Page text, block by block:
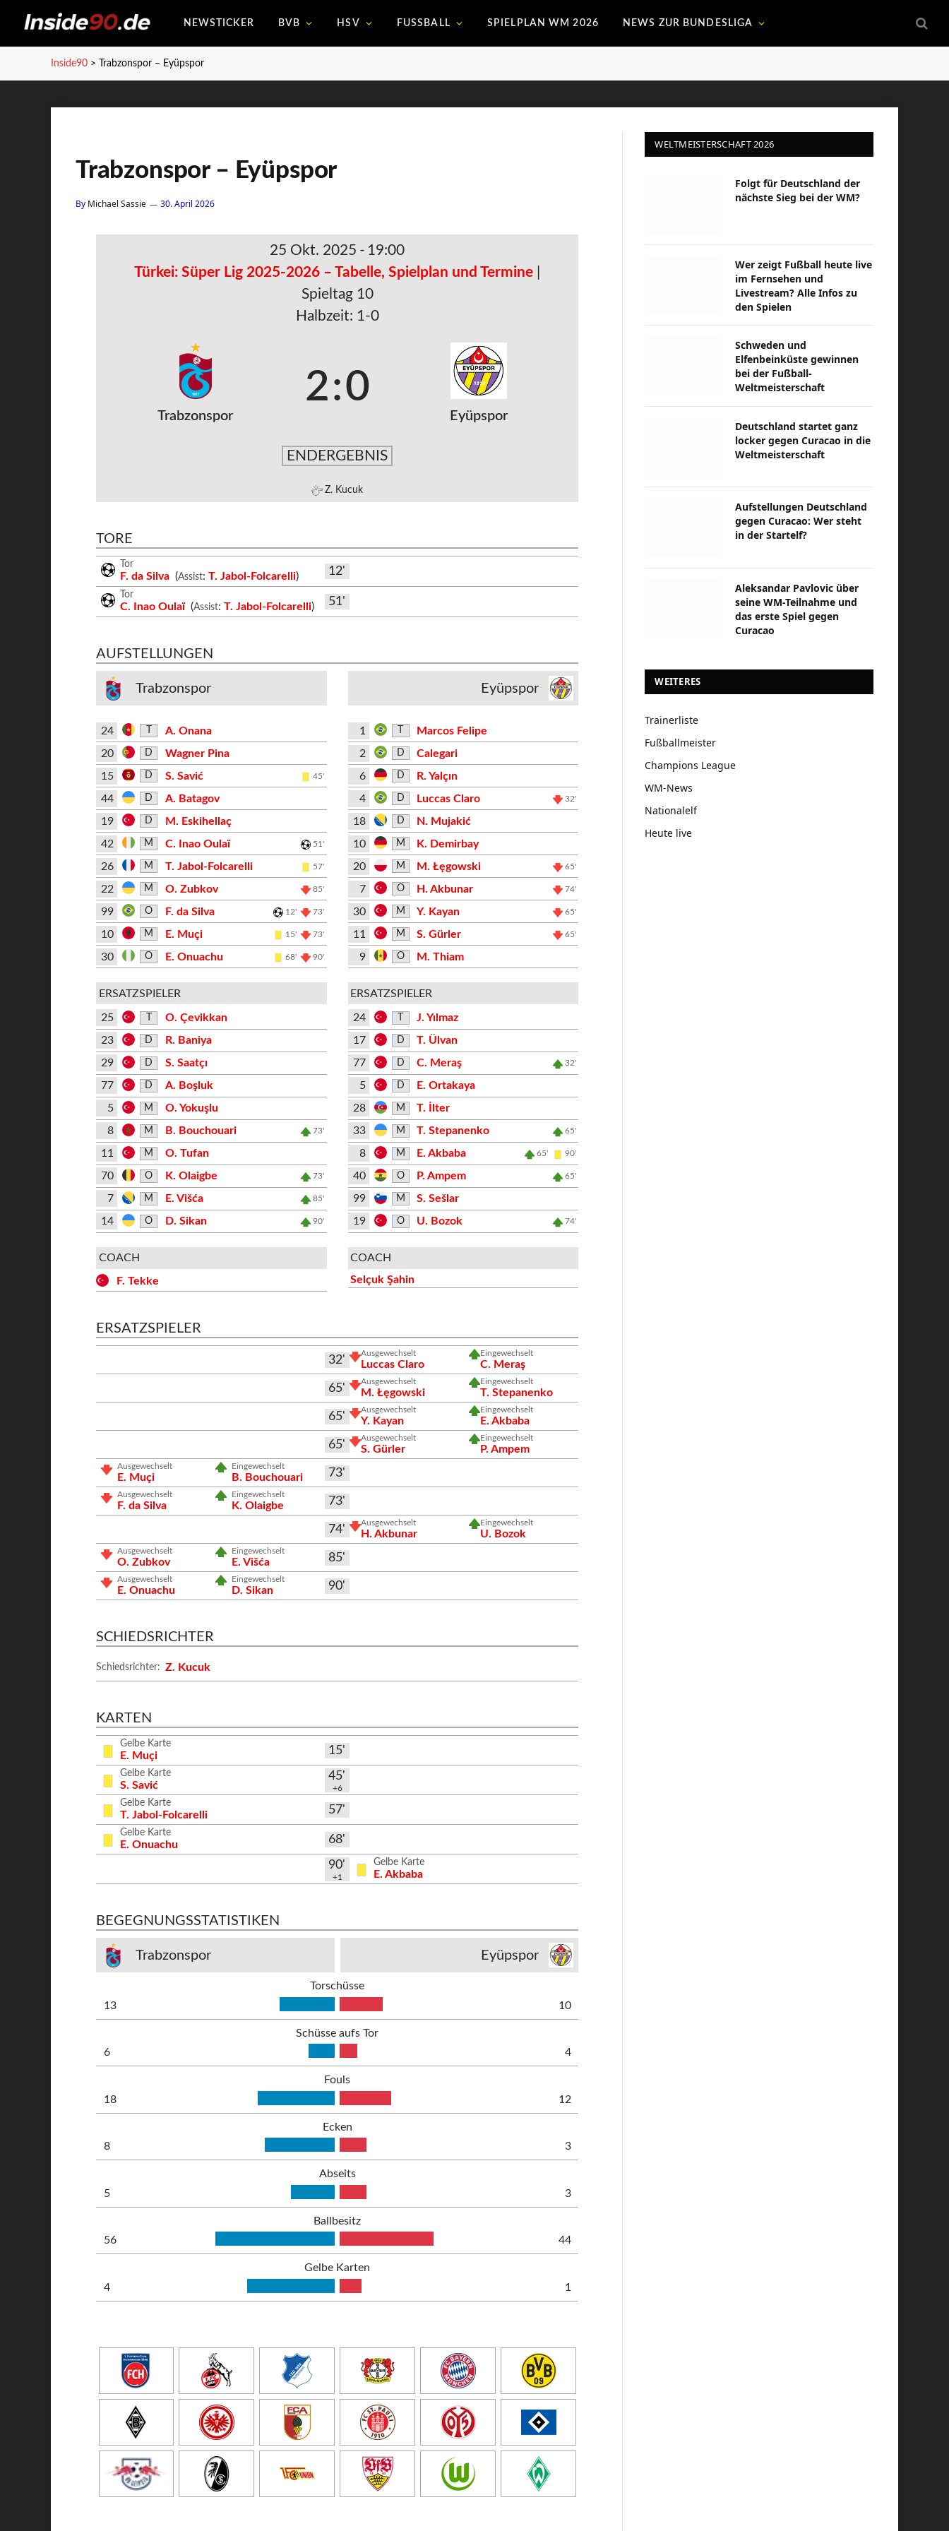
NEWSTICKER BVB HSV FUSSBALL SPIELPLAN WM 2026 NEWS ZUR BUNDESLIGA
Inside90 > Trabzonspor – Eyüpspor
Trabzonspor – Eyüpspor
By Michael Sassie 30. April 2026
25 Okt. 2025 - 19:00
Türkei: Süper Lig 2025-2026 – Tabelle, Spielplan und Termine
Spieltag 10
Halbzeit: 1-0
Trabzonspor
2:0
Eyüpspor
ENDERGEBNIS
Z. Kucuk
TORE
Tor
F. da Silva (Assist: T. Jabol-Folcarelli) 12'
Tor
C. Inao Oulaï (Assist: T. Jabol-Folcarelli) 51'
AUFSTELLUNGEN
Trabzonspor
24
A. Onana
20
D
Wagner Pina
15
D S. Savić 45'
44 D
A. Batagov
19
D
M. Eskihellaç
42
M C. Inao Oulaï 51'
26 M T. Jabol-Folcarelli 57'
22 M O. Zubkov 85'
99 O F. da Silva 12' 73'
10 M E. Muçi 15' 73'
30 O E. Onuachu 68' 90'
ERSATZSPIELER
25
O. Çevikkan
23
D
R. Baniya
29
D
S. Saatçı
77
D
A. Boşluk
5
M
O. Yokuşlu
8
M B. Bouchouari 73'
11 M
O. Tufan
70
O K. Olaigbe 73'
7 M E. Višća 85'
14 O D. Sikan 90'
COACH
F. Tekke
Eyüpspor
1
Marcos Felipe
2
D
Calegari
6
D
R. Yalçın
4
D Luccas Claro 32'
18 D
N. Mujakić
10
M
K. Demirbay
20
M M. Łęgowski 65'
7 O H. Akbunar 74'
30 M Y. Kayan 65'
11 M S. Gürler 65'
9 O M. Thiam
ERSATZSPIELER
24
J. Yılmaz
17
D
T. Ülvan
77
D C. Meraş 32'
5 D
E. Ortakaya
28
M
T. İlter
33
M T. Stepanenko 65'
8 M E. Akbaba 65' 90'
40 O P. Ampem 65'
99 M
S. Sešlar
19
O U. Bozok 74'
COACH
Selçuk Şahin
ERSATZSPIELER
32'
Ausgewechselt
Luccas Claro
Eingewechselt
C. Meraş
65'
Ausgewechselt
M. Łęgowski
Eingewechselt
T. Stepanenko
65'
Ausgewechselt
Y. Kayan
Eingewechselt
E. Akbaba
65'
Ausgewechselt
S. Gürler
Eingewechselt
P. Ampem
Ausgewechselt
E. Muçi
Eingewechselt
B. Bouchouari 73'
Ausgewechselt
F. da Silva
Eingewechselt
K. Olaigbe 73'
74'
Ausgewechselt
H. Akbunar
Eingewechselt
U. Bozok
Ausgewechselt
O. Zubkov
Eingewechselt
E. Višća 85'
Ausgewechselt
E. Onuachu
Eingewechselt
D. Sikan 90'
SCHIEDSRICHTER
Schiedsrichter: Z. Kucuk
KARTEN
Gelbe Karte
E. Muçi 15'
Gelbe Karte
S. Savić
45'
+6
Gelbe Karte
T. Jabol-Folcarelli 57'
Gelbe Karte
E. Onuachu
68'
90'
+1
Gelbe Karte
E. Akbaba
BEGEGNUNGSSTATISTIKEN
Trabzonspor Eyüpspor
Torschüsse
13
10
Schüsse aufs Tor
6
4
Fouls
18
12
Ecken
8
3
Abseits
5
3
Ballbesitz
56
44
Gelbe Karten
4
1
WELTMEISTERSCHAFT 2026
Folgt für Deutschland der
nächste Sieg bei der WM?
Wer zeigt Fußball heute live
im Fernsehen und
Livestream? Alle Infos zu
den Spielen
Schweden und
Elfenbeinküste gewinnen
bei der Fußball-
Weltmeisterschaft
Deutschland startet ganz
locker gegen Curacao in die
Weltmeisterschaft
Aufstellungen Deutschland
gegen Curacao: Wer steht
in der Startelf?
Aleksandar Pavlovic über
seine WM-Teilnahme und
das erste Spiel gegen
Curacao
WEITERES
Trainerliste
Fußballmeister
Champions League
WM-News
Nationalelf
Heute live